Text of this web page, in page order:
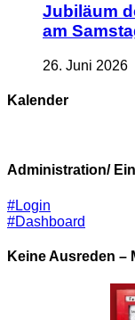
Jubiläum
am
26. Juni 2026
Kalender
Administration/
#Login
#Dashboard
Keine Ausreden –